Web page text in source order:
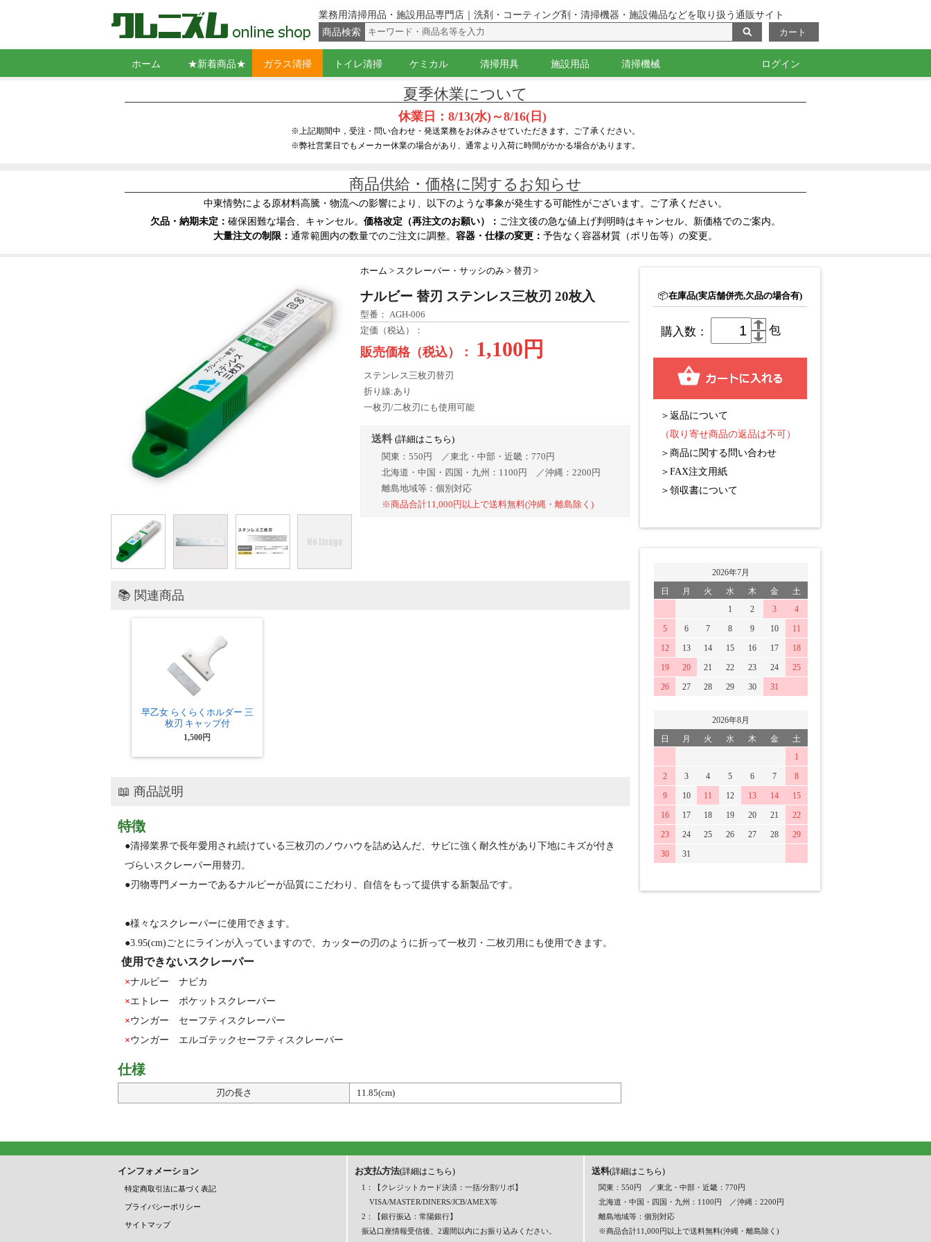
業務用清掃用品・施設用品専門店｜洗剤・コーティング剤・清掃機器・施設備品などを取り扱う通販サイト
商品検索 カート
ホーム ★新着商品★ ガラス清掃 トイレ清掃
トイレ用洗剤・尿石防止剤
トイレ用コーティング剤
黒すじ・水あか落とし
ラバーカップ（すっぽん）
ケミカル
ワックス
光沢復元剤・硬化剤
洗剤
落書き・糊・ガム落とし
除菌洗剤・消臭剤
はくり剤
溶剤(アルコール・シンナー)
サビ取り・研磨剤
コーティング剤
液体固化剤
スキンケア・ハンドソープ
清掃用具
ほうき・ちり取り
ダスター・化学モップ
隅こすり・床清掃ブラシ
ドライヤー(かっぱき)・水取り
水拭きモップ・モップ絞り
ワックスモップ・タンク
ハンドル・柄
刷毛・ホコリ払い
スポンジ・たわし・クロス
スクレーパー・ナイフ・皮スキ
スプレー・ボトル
バケツ・ホース
台車・缶キャリー
テープ・シール
保護具(手袋・マスク等)
施設用品 清掃機械 ログイン
夏季休業について
休業日：8/13(水)～8/16(日)
※上記期間中，受注・問い合わせ・発送業務をお休みさせていただきます。ご了承ください。
※弊社営業日でもメーカー休業の場合があり、通常より入荷に時間がかかる場合があります。
商品供給・価格に関するお知らせ
中東情勢による原材料高騰・物流への影響により、以下のような事象が発生する可能性がございます。ご了承ください。
欠品・納期未定： 確保困難な場合、キャンセル。 価格改定（再注文のお願い）： ご注文後の急な値上げ判明時はキャンセル、新価格でのご案内。
大量注文の制限： 通常範囲内の数量でのご注文に調整。 容器・仕様の変更： 予告なく容器材質（ポリ缶等）の変更。
ホーム スクレーパー・サッシのみ 替刃
ナルビー 替刃 ステンレス三枚刃 20枚入
型番： AGH-006
定価（税込）：
販売価格（税込）： 1,100円
ステンレス三枚刃替刃
折り線:あり
一枚刃/二枚刃にも使用可能
送料 (詳細はこちら)
関東：550円 ／東北・中部・近畿：770円
北海道・中国・四国・九州：1100円 ／沖縄：2200円
離島地域等：個別対応
※商品合計11,000円以上で送料無料(沖縄・離島除く)
📚 関連商品
早乙女 らくらくホルダー 三
枚刃 キャップ付
1,500円
📖 商品説明
特徴
●清掃業界で長年愛用され続けている三枚刃のノウハウを詰め込んだ、サビに強く耐久性があり下地にキズが付き
づらいスクレーパー用替刃。
●刃物専門メーカーであるナルビーが品質にこだわり、自信をもって提供する新製品です。
●様々なスクレーパーに使用できます。
●3.95(cm)ごとにラインが入っていますので、カッターの刃のように折って一枚刃・二枚刃用にも使用できます。
使用できないスクレーパー
×ナルビー ナピカ
×エトレー ポケットスクレーパー
×ウンガー セーフティスクレーパー
×ウンガー エルゴテックセーフティスクレーパー
仕様
刃の長さ 11.85(cm)
📦在庫品(実店舗併売,欠品の場合有)
購入数： 包
＞返品について
（取り寄せ商品の返品は不可）
＞商品に関する問い合わせ
＞FAX注文用紙
＞領収書について
2026年7月
日
月 火 水 木 金
土
1
2 3
4
5
6 7 8 9 10
11
12
13 14 15 16 17
18
19
20 21 22 23 24
25
26
27 28 29 30 31
2026年8月
日
月 火 水 木 金
土
1
2
3 4 5 6 7
8
9
10 11 12 13 14
15
16
17 18 19 20 21
22
23
24 25 26 27 28
29
30
31
インフォメーション
特定商取引法に基づく表記
プライバシーポリシー
サイトマップ
お支払方法(詳細はこちら)
1：【クレジットカード決済：一括/分割/リボ】
VISA/MASTER/DINERS/JCB/AMEX等
2：【銀行振込：常陽銀行】
振込口座情報受信後、2週間以内にお振り込みください。
送料(詳細はこちら)
関東：550円 ／東北・中部・近畿：770円
北海道・中国・四国・九州：1100円 ／沖縄：2200円
離島地域等：個別対応
※商品合計11,000円以上で送料無料(沖縄・離島除く)